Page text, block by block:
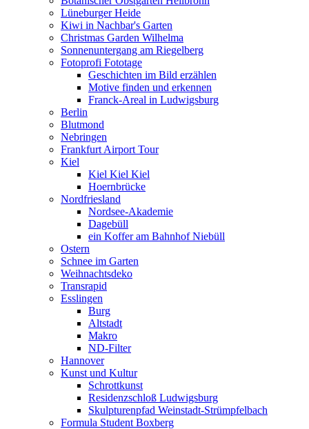
Lüneburger Heide
Kiwi in Nachbar's Garten
Christmas Garden Wilhelma
Sonnenuntergang am Riegelberg
Fotoprofi Fototage
Geschichten im Bild erzählen
Motive finden und erkennen
Franck-Areal in Ludwigsburg
Berlin
Blutmond
Nebringen
Frankfurt Airport Tour
Kiel
Kiel Kiel Kiel
Hoernbrücke
Nordfriesland
Nordsee-Akademie
Dagebüll
ein Koffer am Bahnhof Niebüll
Ostern
Schnee im Garten
Weihnachtsdeko
Transrapid
Esslingen
Burg
Altstadt
Makro
ND-Filter
Hannover
Kunst und Kultur
Schrottkunst
Residenzschloß Ludwigsburg
Skulpturenpfad Weinstadt-Strümpfelbach
Formula Student Boxberg